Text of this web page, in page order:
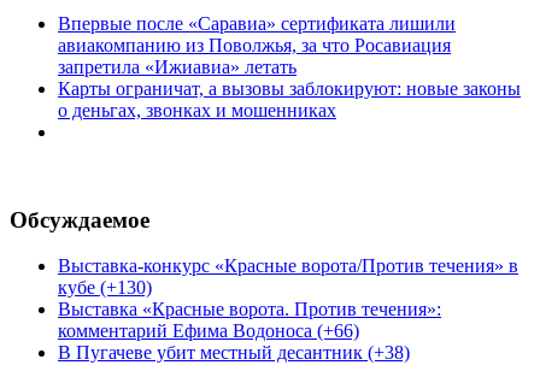
Впервые после «Саравиа» сертификата лишили
авиакомпанию из Поволжья, за что Росавиация
запретила «Ижиавиа» летать
Карты ограничат, а вызовы заблокируют: новые законы
о деньгах, звонках и мошенниках
Обсуждаемое
Выставка-конкурс «Красные ворота/Против течения» в
кубе (+130)
Выставка «Красные ворота. Против течения»:
комментарий Ефима Водоноса (+66)
В Пугачеве убит местный десантник (+38)